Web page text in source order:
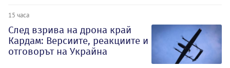
15 часа
След взрива на дрона край
Кардам: Версиите, реакциите и
отговорът на Украйна